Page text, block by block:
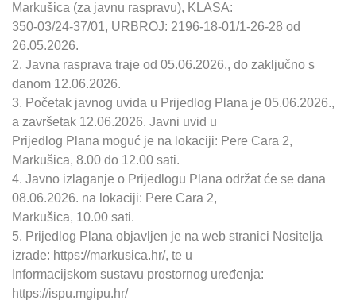
Markušica (za javnu raspravu), KLASA:
350-03/24-37/01, URBROJ: 2196-18-01/1-26-28 od
26.05.2026.
2. Javna rasprava traje od 05.06.2026., do zaključno s
danom 12.06.2026.
3. Početak javnog uvida u Prijedlog Plana je 05.06.2026.,
a završetak 12.06.2026. Javni uvid u
Prijedlog Plana moguć je na lokaciji: Pere Cara 2,
Markušica, 8.00 do 12.00 sati.
4. Javno izlaganje o Prijedlogu Plana održat će se dana
08.06.2026. na lokaciji: Pere Cara 2,
Markušica, 10.00 sati.
5. Prijedlog Plana objavljen je na web stranici Nositelja
izrade: https://markusica.hr/, te u
Informacijskom sustavu prostornog uređenja:
https://ispu.mgipu.hr/